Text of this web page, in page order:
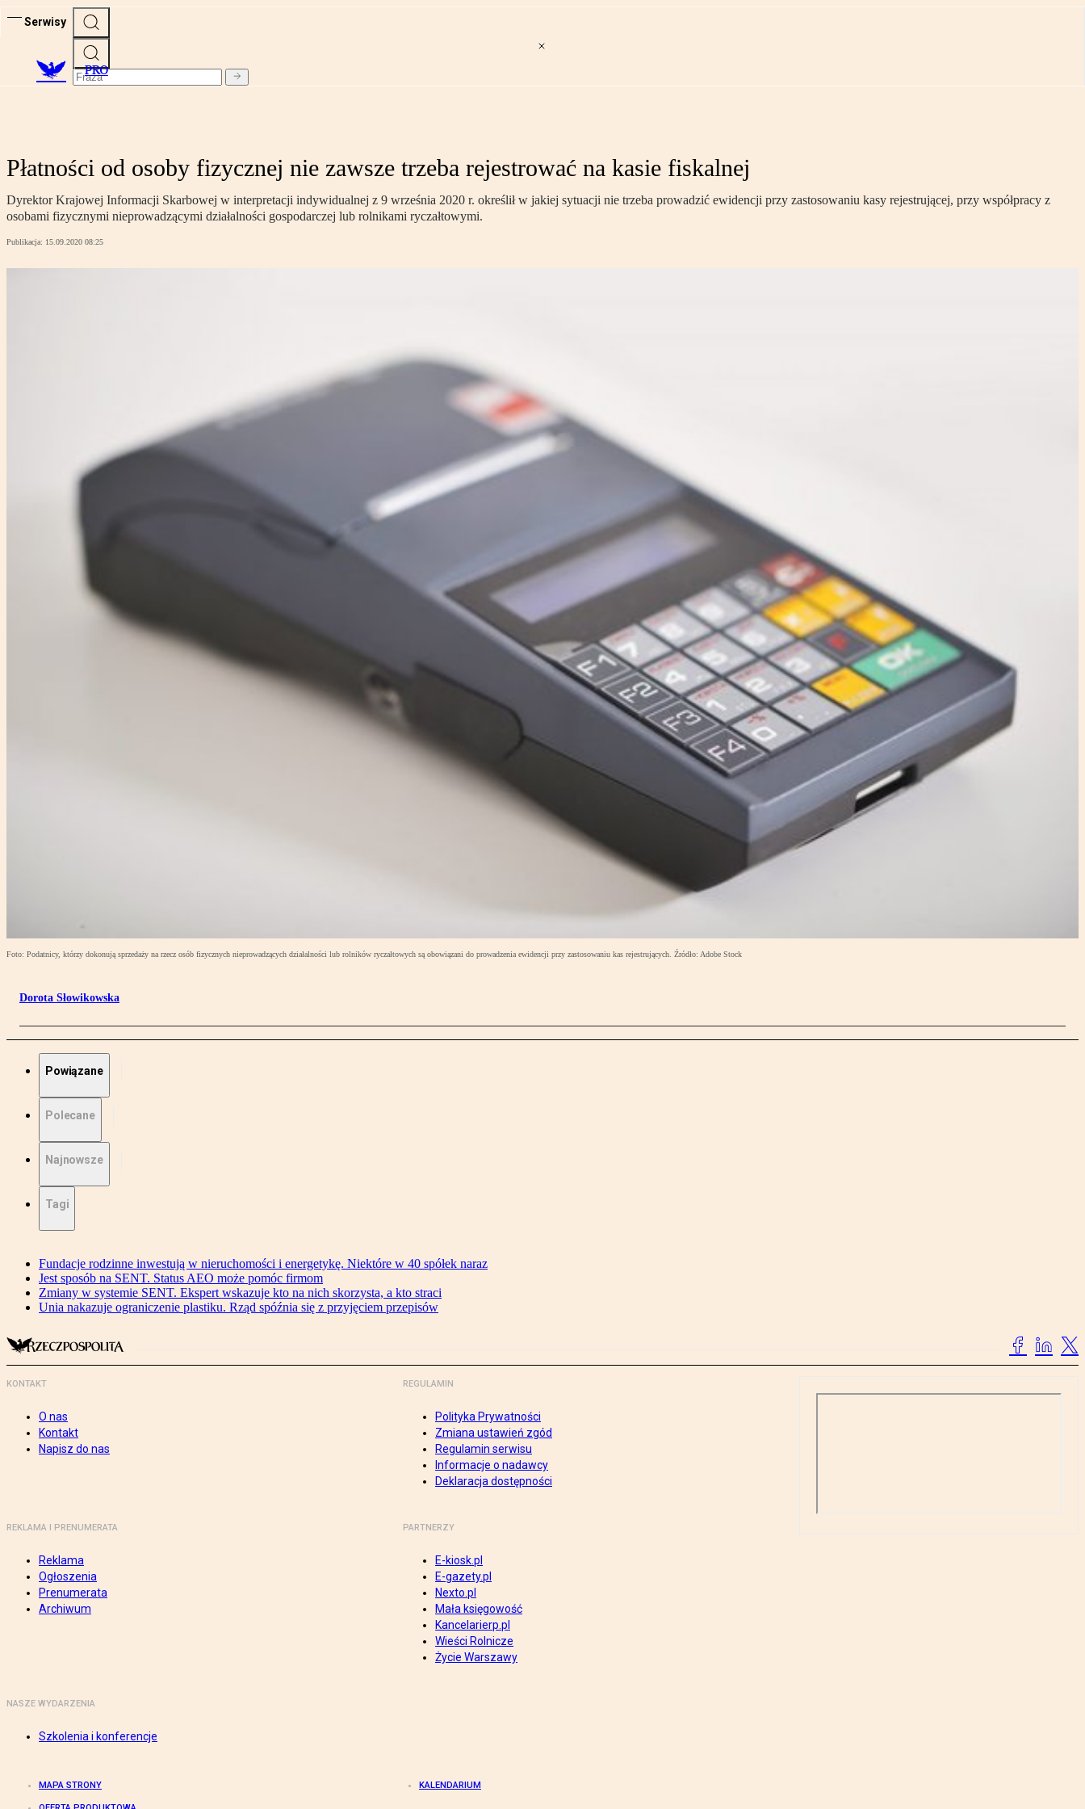
Serwisy
PRO
Płatności od osoby fizycznej nie zawsze trzeba rejestrować na kasie fiskalnej
Dyrektor Krajowej Informacji Skarbowej w interpretacji indywidualnej z 9 września 2020 r. określił w jakiej sytuacji nie trzeba prowadzić ewidencji przy zastosowaniu kasy rejestrującej, przy współpracy z
osobami fizycznymi nieprowadzącymi działalności gospodarczej lub rolnikami ryczałtowymi.
Publikacja: 15.09.2020 08:25
Foto: Podatnicy, którzy dokonują sprzedaży na rzecz osób fizycznych nieprowadzących działalności lub rolników ryczałtowych są obowiązani do prowadzenia ewidencji przy zastosowaniu kas rejestrujących. Źródło: Adobe Stock
Dorota Słowikowska
Powiązane
Polecane
Najnowsze
Tagi
Fundacje rodzinne inwestują w nieruchomości i energetykę. Niektóre w 40 spółek naraz
Jest sposób na SENT. Status AEO może pomóc firmom
Zmiany w systemie SENT. Ekspert wskazuje kto na nich skorzysta, a kto straci
Unia nakazuje ograniczenie plastiku. Rząd spóźnia się z przyjęciem przepisów
KONTAKT
O nas
Kontakt
Napisz do nas
REGULAMIN
Polityka Prywatności
Zmiana ustawień zgód
Regulamin serwisu
Informacje o nadawcy
Deklaracja dostępności
REKLAMA I PRENUMERATA
Reklama
Ogłoszenia
Prenumerata
Archiwum
PARTNERZY
E-kiosk.pl
E-gazety.pl
Nexto.pl
Mała księgowość
Kancelarierp.pl
Wieści Rolnicze
Życie Warszawy
NASZE WYDARZENIA
Szkolenia i konferencje
MAPA STRONY KALENDARIUM